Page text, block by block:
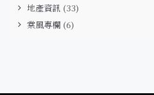
地產資訊 (33)
棠風專欄 (6)